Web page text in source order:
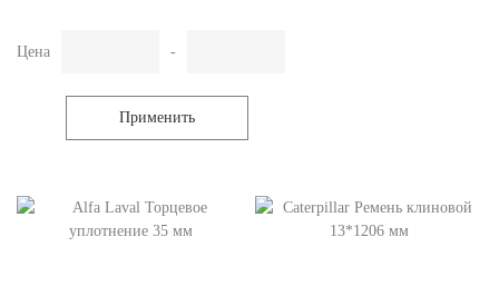
Цена -
Применить